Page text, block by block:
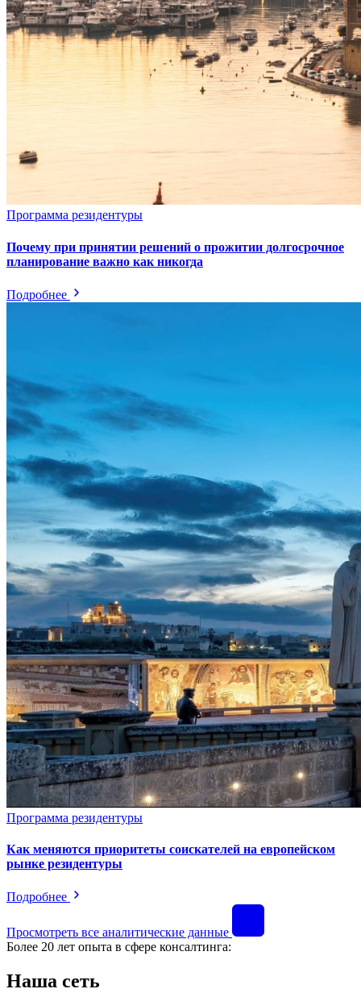
Программа резидентуры
Почему при принятии решений о прожитии долгосрочное
планирование важно как никогда
Подробнее
Программа резидентуры
Как меняются приоритеты соискателей на европейском
рынке резидентуры
Подробнее
Просмотреть все аналитические данные
Более 20 лет опыта в сфере консалтинга:
Наша сеть